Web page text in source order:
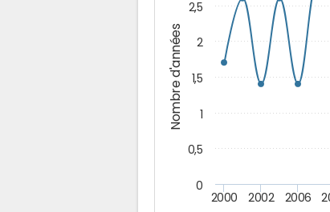
Nombre d'années
2000 2002 2006
0
0,5
1
1,5
2
2,5